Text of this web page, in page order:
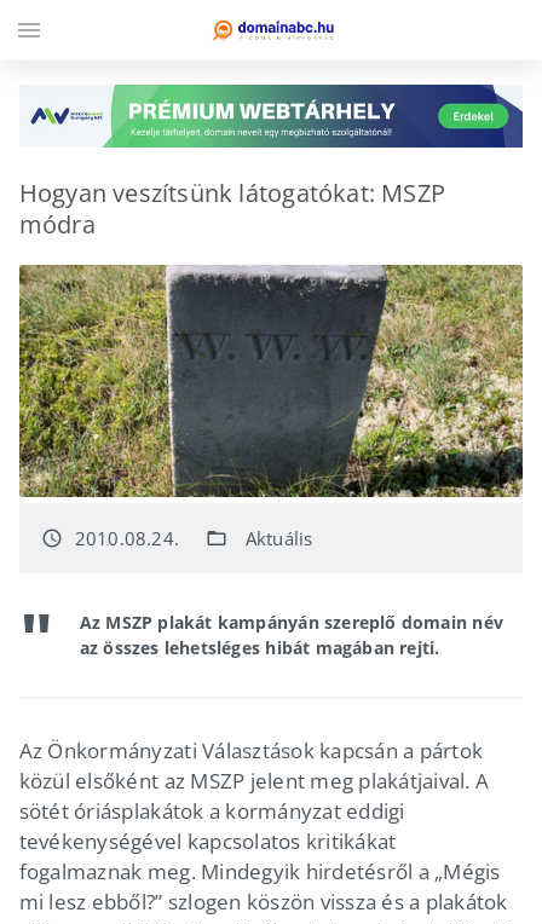
Hogyan veszítsünk látogatókat: MSZP
módra
access_time 2010.08.24. folder_open Aktuális
Az MSZP plakát kampányán szereplő domain név
az összes lehetsléges hibát magában rejti.
Az Önkormányzati Választások kapcsán a pártok
közül elsőként az MSZP jelent meg plakátjaival. A
sötét óriásplakátok a kormányzat eddigi
tevékenységével kapcsolatos kritikákat
fogalmaznak meg. Mindegyik hirdetésről a „Mégis
mi lesz ebből?” szlogen köszön vissza és a plakátok
menu